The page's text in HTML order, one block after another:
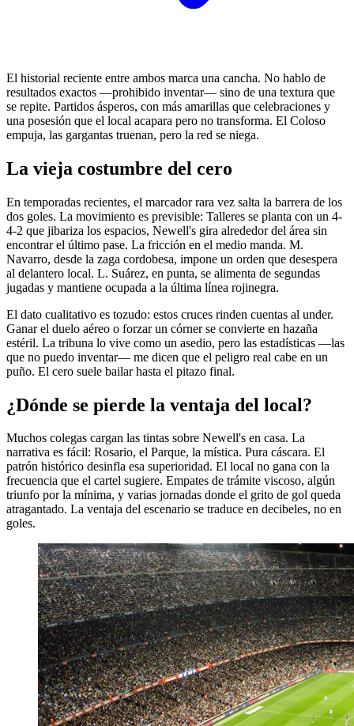
El historial reciente entre ambos marca una cancha. No hablo de
resultados exactos —prohibido inventar— sino de una textura que
se repite. Partidos ásperos, con más amarillas que celebraciones y
una posesión que el local acapara pero no transforma. El Coloso
empuja, las gargantas truenan, pero la red se niega.
La vieja costumbre del cero
En temporadas recientes, el marcador rara vez salta la barrera de los
dos goles. La movimiento es previsible: Talleres se planta con un 4-
4-2 que jibariza los espacios, Newell's gira alrededor del área sin
encontrar el último pase. La fricción en el medio manda. M.
Navarro, desde la zaga cordobesa, impone un orden que desespera
al delantero local. L. Suárez, en punta, se alimenta de segundas
jugadas y mantiene ocupada a la última línea rojinegra.
El dato cualitativo es tozudo: estos cruces rinden cuentas al under.
Ganar el duelo aéreo o forzar un córner se convierte en hazaña
estéril. La tribuna lo vive como un asedio, pero las estadísticas —las
que no puedo inventar— me dicen que el peligro real cabe en un
puño. El cero suele bailar hasta el pitazo final.
¿Dónde se pierde la ventaja del local?
Muchos colegas cargan las tintas sobre Newell's en casa. La
narrativa es fácil: Rosario, el Parque, la mística. Pura cáscara. El
patrón histórico desinfla esa superioridad. El local no gana con la
frecuencia que el cartel sugiere. Empates de trámite viscoso, algún
triunfo por la mínima, y varias jornadas donde el grito de gol queda
atragantado. La ventaja del escenario se traduce en decibeles, no en
goles.